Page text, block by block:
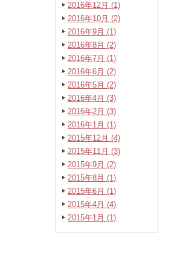
2016年12月 (1)
2016年10月 (2)
2016年9月 (1)
2016年8月 (2)
2016年7月 (1)
2016年6月 (2)
2016年5月 (2)
2016年4月 (3)
2016年2月 (3)
2016年1月 (1)
2015年12月 (4)
2015年11月 (3)
2015年9月 (2)
2015年8月 (1)
2015年6月 (1)
2015年4月 (4)
2015年1月 (1)